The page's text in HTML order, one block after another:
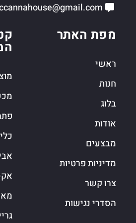
מפת האתר
ראשי
חנות
בלוג
אודות
מבצעים
מדיניות פרטיות
צרו קשר
הסדרי נגישות